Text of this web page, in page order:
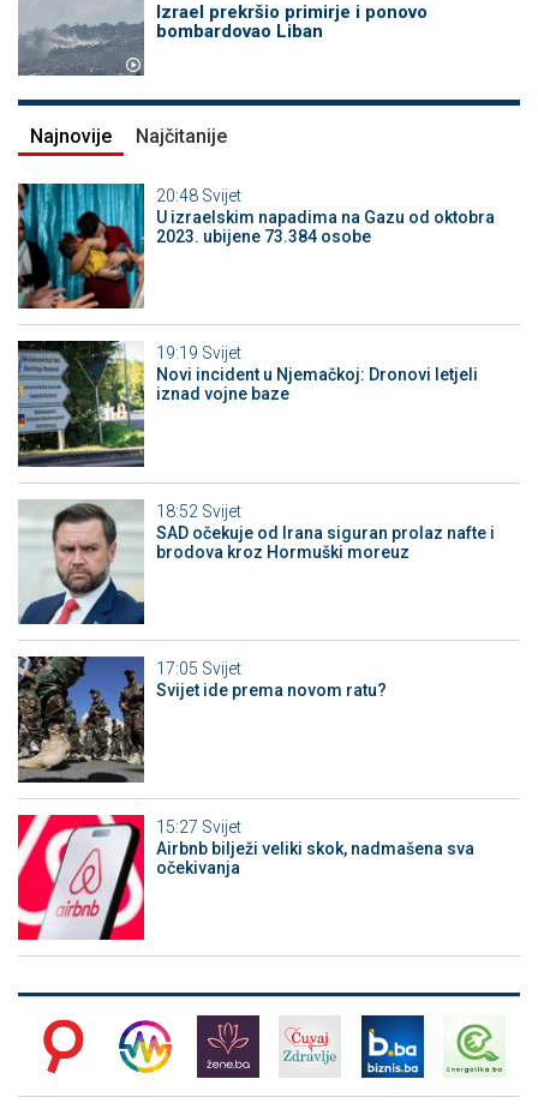
Izrael prekršio primirje i ponovo
bombardovao Liban
Najnovije Najčitanije
20:48 Svijet
U izraelskim napadima na Gazu od oktobra
2023. ubijene 73.384 osobe
19:19 Svijet
Novi incident u Njemačkoj: Dronovi letjeli
iznad vojne baze
18:52 Svijet
SAD očekuje od Irana siguran prolaz nafte i
brodova kroz Hormuški moreuz
17:05 Svijet
Svijet ide prema novom ratu?
15:27 Svijet
Airbnb bilježi veliki skok, nadmašena sva
očekivanja